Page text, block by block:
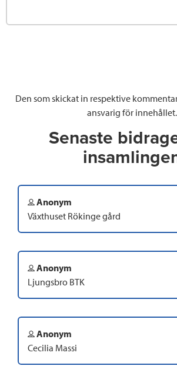
Den som skickat in respektive
ansvarig för innehållet.
Senaste
Anonym
Växthuset Rökinge gård
Anonym
Ljungsbro BTK
Anonym
Cecilia Massi